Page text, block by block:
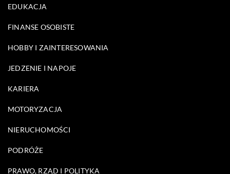
EDUKACJA
FINANSE OSOBISTE
HOBBY I ZAINTERESOWANIA
JEDZENIE I NAPOJE
KARIERA
MOTORYZACJA
NIERUCHOMOŚCI
PODRÓŻE
PRAWO, RZĄD I POLITYKA